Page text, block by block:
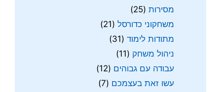
מסירות (25)
משחקוני כדורסל (21)
מתודות לימוד (31)
ניהול משחק (11)
עבודה עם גבוהים (12)
עשו זאת בעצמכם (7)